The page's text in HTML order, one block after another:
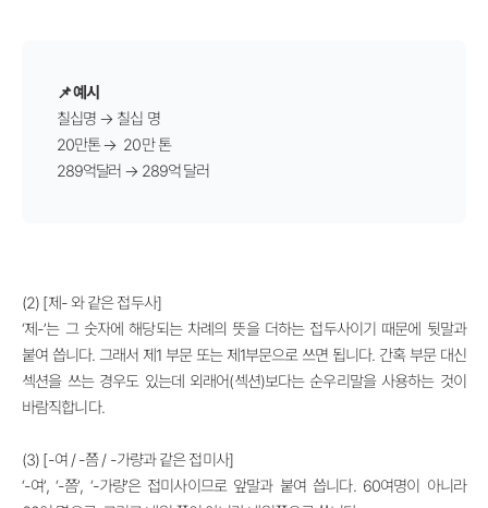
📌 예시
칠십명 → 칠십 명
20만톤→ 20만 톤
289억달러 → 289억 달러
(2) [제- 와 같은 접두사]
‘제-’는 그 숫자에 해당되는 차례의 뜻을 더하는 접두사이기 때문에 뒷말과
붙여 씁니다. 그래서 제1 부문 또는 제1부문으로 쓰면 됩니다. 간혹 부문 대신
섹션을 쓰는 경우도 있는데 외래어(섹션)보다는 순우리말을 사용하는 것이
바람직합니다.
(3) [-여 / -쯤 / -가량과 같은 접미사]
‘-여’,‘-쯤’, ‘-가량’은 접미사이므로 앞말과 붙여 씁니다. 60여명이 아니라